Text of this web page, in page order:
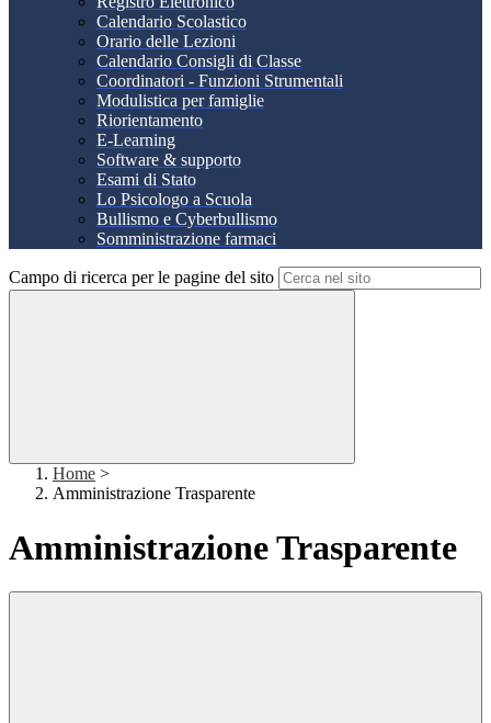
Calendario Scolastico
Orario delle Lezioni
Calendario Consigli di Classe
Coordinatori - Funzioni Strumentali
Modulistica per famiglie
Riorientamento
E-Learning
Software & supporto
Esami di Stato
Lo Psicologo a Scuola
Bullismo e Cyberbullismo
Somministrazione farmaci
Campo di ricerca per le pagine del sito
Home >
Amministrazione Trasparente
Amministrazione Trasparente